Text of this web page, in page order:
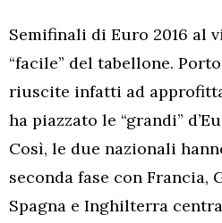
Semifinali di Euro 2016 al
“facile” del tabellone.
riuscite infatti ad
ha piazzato le “grandi”
Così, le due nazionali
seconda fase con Francia,
Spagna e Inghilterra